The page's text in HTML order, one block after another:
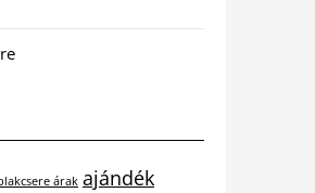
árak ajándék